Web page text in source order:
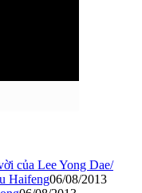
của Lee Yong Dae/
Haifeng06/08/2013